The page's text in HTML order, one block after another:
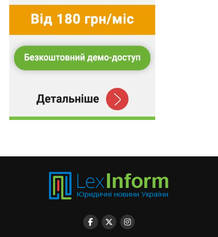
Українці за кордоном можуть отримати
податковий номер онлайн
НАСТУПНА
Заяву про надання статусу родини загиблого
НЕ ПРОПУСТІТЬ
Не допускається створення фільмів чи серіалів
за бюджетний кошт з метою отримання